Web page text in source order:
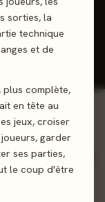
sorties, la
technique
et de
plus complète,
en tête au
jeux, croiser
garder
ses parties,
le coup d'être
Wishlist
de la planète
de dollars,
l'arrêter avant